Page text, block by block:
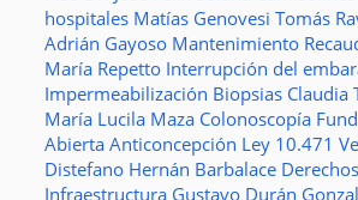
hospitales Matías Genovesi Tomás
Adrián Gayoso Mantenimiento
María Repetto Interrupción del
Impermeabilización Biopsias Claudia
María Lucila Maza Colonoscopía
Abierta Anticoncepción Ley 10.471
Distefano Hernán Barbalace Derechos
Infraestructura Gustavo Durán